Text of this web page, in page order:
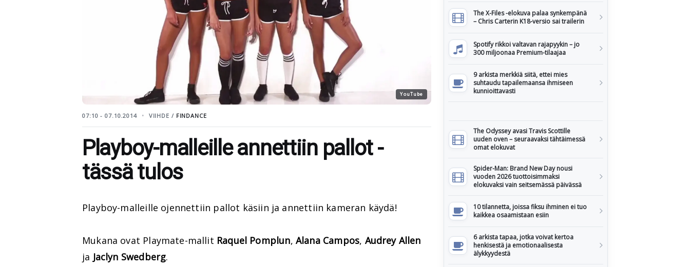
YouTube
07:10 - 07.10.2014 VIIHDE / FINDANCE
Playboy-malleille annettiin pallot -
tässä tulos
Playboy-malleille ojennettiin pallot käsiin ja annettiin kameran käydä!
Mukana ovat Playmate-mallit Raquel Pomplun, Alana Campos, Audrey Allen
ja Jaclyn Swedberg.
The X-Files -elokuva palaa synkempänä
– Chris Carterin K18-versio sai trailerin
Spotify rikkoi valtavan rajapyykin – jo
300 miljoonaa Premium-tilaajaa
9 arkista merkkiä siitä, ettei mies
suhtaudu tapailemaansa ihmiseen
kunnioittavasti
The Odyssey avasi Travis Scottille
uuden oven – seuraavaksi tähtäimessä
omat elokuvat
Spider-Man: Brand New Day nousi
vuoden 2026 tuottoisimmaksi
elokuvaksi vain seitsemässä päivässä
10 tilannetta, joissa fiksu ihminen ei tuo
kaikkea osaamistaan esiin
6 arkista tapaa, jotka voivat kertoa
henkisestä ja emotionaalisesta
älykkyydestä